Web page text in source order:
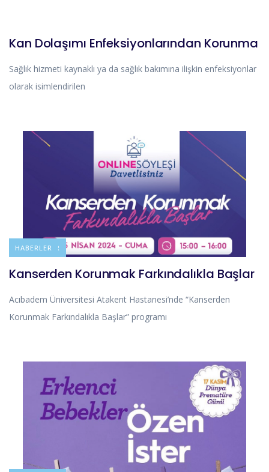
Kan Dolaşımı Enfeksiyonlarından Korunma
Sağlık hizmeti kaynaklı ya da sağlık bakımına ilişkin enfeksiyonlar
olarak isimlendirilen
DUYURULAR
HABERLER
Kanserden Korunmak Farkındalıkla Başlar
Acıbadem Üniversitesi Atakent Hastanesi’nde “Kanserden
Korunmak Farkındalıkla Başlar” programı